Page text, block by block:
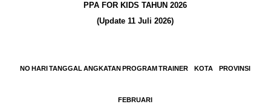
PPA FOR KIDS TAHUN 2026
(Update 11 Juli 2026)
NO HARITANGGAL ANGKATANPROGRAMTRAINER KOTA PROVINSI
FEBRUARI